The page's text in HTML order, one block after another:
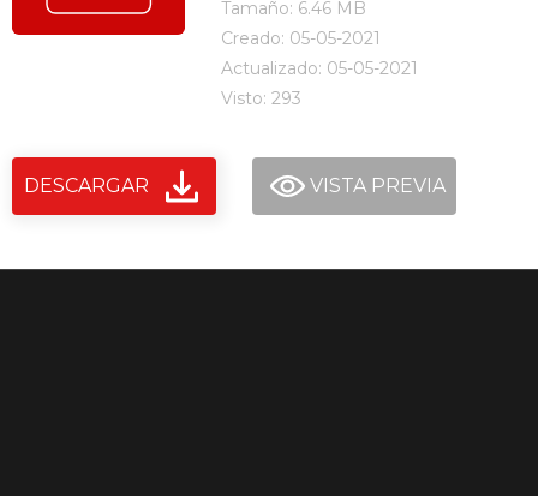
Tamaño: 6.46 MB
Creado: 05-05-2021
Actualizado: 05-05-2021
Visto: 293
DESCARGAR VISTA PREVIA